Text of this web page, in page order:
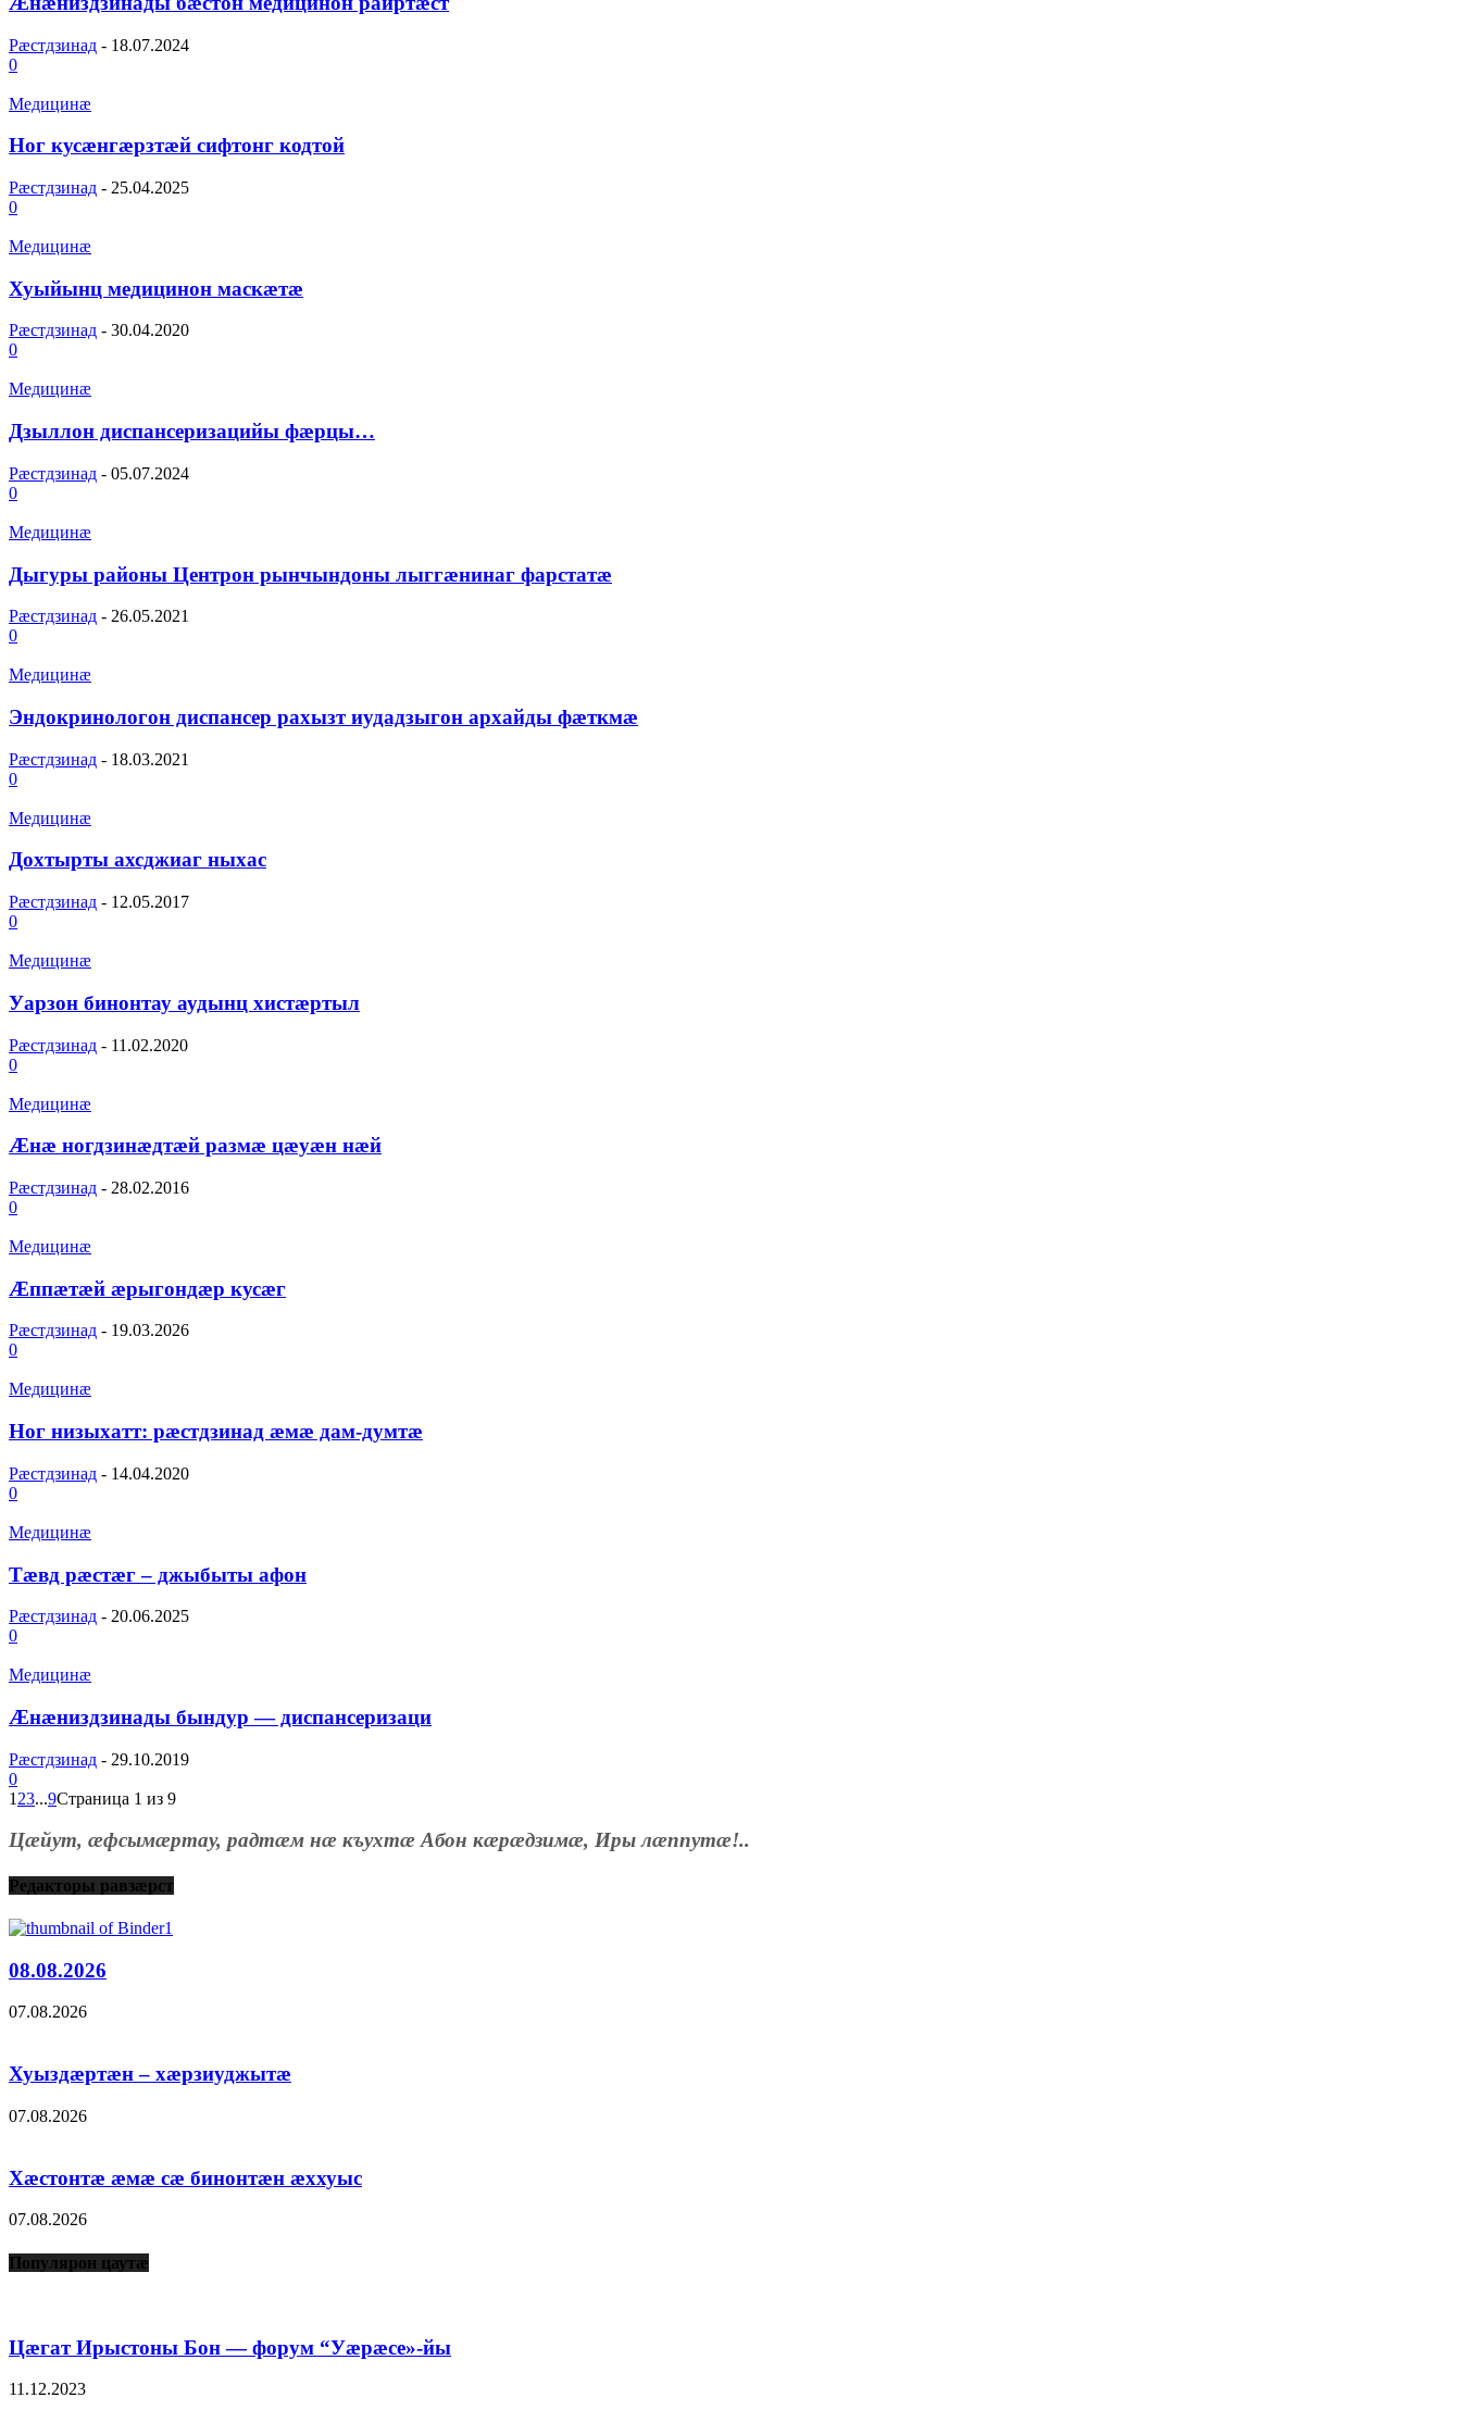
Рæстдзинад - 18.07.2024
0
Медицинæ
Ног кусæнгæрзтæй сифтонг кодтой
Рæстдзинад - 25.04.2025
0
Медицинæ
Хуыйынц медицинон маскæтæ
Рæстдзинад - 30.04.2020
0
Медицинæ
Дзыллон диспансеризацийы фæрцы…
Рæстдзинад - 05.07.2024
0
Медицинæ
Дыгуры районы Центрон рынчындоны лыггæнинаг фарстатæ
Рæстдзинад - 26.05.2021
0
Медицинæ
Эндокринологон диспансер рахызт иудадзыгон архайды фæткмæ
Рæстдзинад - 18.03.2021
0
Медицинæ
Дохтырты ахсджиаг ныхас
Рæстдзинад - 12.05.2017
0
Медицинæ
Уарзон бинонтау аудынц хистӕртыл
Рæстдзинад - 11.02.2020
0
Медицинæ
Æнæ ногдзинæдтæй размæ цæуæн нæй
Рæстдзинад - 28.02.2016
0
Медицинæ
Æппæтæй æрыгондæр кусæг
Рæстдзинад - 19.03.2026
0
Медицинæ
Ног низыхатт: рæстдзинад æмæ дам-думтæ
Рæстдзинад - 14.04.2020
0
Медицинæ
Тæвд рæстæг – джыбыты афон
Рæстдзинад - 20.06.2025
0
Медицинæ
Ӕнӕниздзинады бындур — диспансеризаци
Рæстдзинад - 29.10.2019
0
1 23...9Страница 1 из 9
Цæйут, æфсымæртау, радтæм нæ къухтæ Абон кæрæдзимæ, Иры лæппутæ!..
Редакторы равзæрст
08.08.2026
07.08.2026
Хуыздæртæн – хæрзиуджытæ
07.08.2026
Хæстонтæ æмæ сæ бинонтæн æххуыс
07.08.2026
Популярон цаутæ
Цæгат Ирыстоны Бон — форум “Уæрæсе»-йы
11.12.2023